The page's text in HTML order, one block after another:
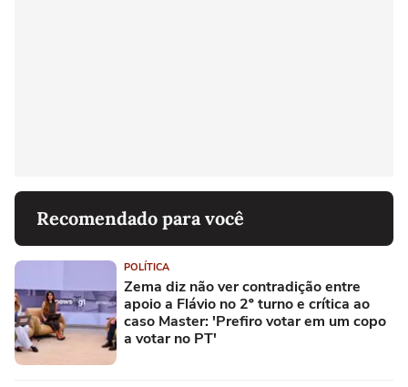
Recomendado para você
POLÍTICA
Zema diz não ver contradição entre
apoio a Flávio no 2º turno e crítica ao
caso Master: 'Prefiro votar em um copo
a votar no PT'